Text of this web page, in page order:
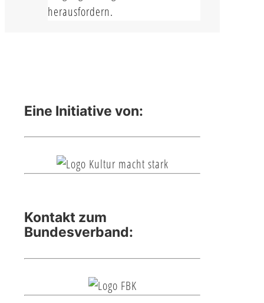
herausfordern.
Eine Initiative von:
Kontakt zum
Bundesverband: